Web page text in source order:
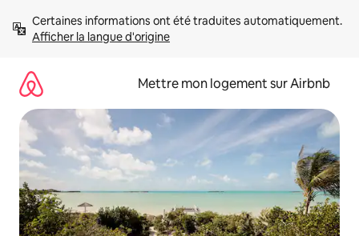
directement
Afficher la langue d'origine
Mettre mon logement sur Airbnb